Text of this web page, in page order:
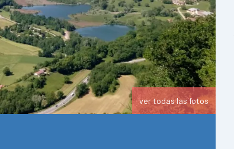
ver todas las fotos